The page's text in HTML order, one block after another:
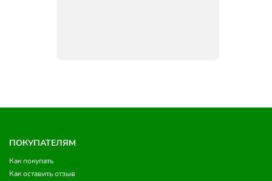
ПОКУПАТЕЛЯМ
Как покупать
Как оставить отзыв